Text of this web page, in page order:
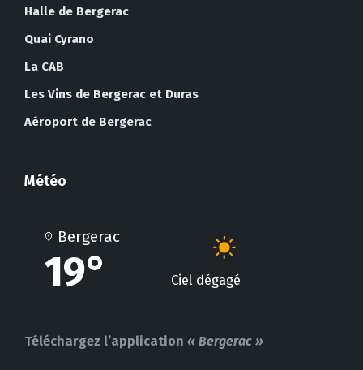
Halle de Bergerac
Quai Cyrano
La CAB
Les Vins de Bergerac et Duras
Aéroport de Bergerac
Météo
Bergerac
19° Ciel dégagé
Téléchargez l’application « Bergerac »